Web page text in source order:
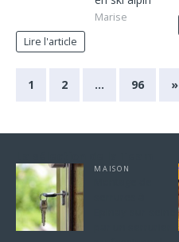
Marise
Lire l'article
1 2 … 96 »
MAISON